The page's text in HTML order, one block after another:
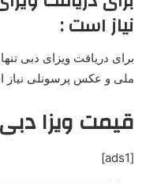
نیاز است :
برای دریافت ویزای دبی
ملی و عکس پرسونلی
قیمت ویزا
[ads1]